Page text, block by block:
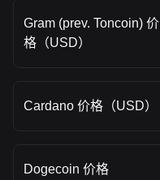
Gram (prev. Toncoin) 价
格（USD）
Cardano 价格（USD）
Dogecoin 价格